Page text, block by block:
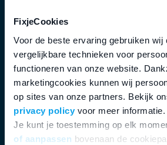
FixjeCookies
Voor de beste ervaring gebruiken wij
vergelijkbare technieken voor
functioneren van onze website.
marketingcookies kunnen wij
op sites van onze partners. Bekijk
privacy policyvoor meer informatie.
Je kunt je toestemming op elk
of aanpassen bovenaan de